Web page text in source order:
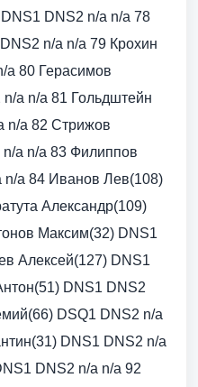
DNS2 n/a n/a 78
n/a n/a 79 Крохин
a 80 Герасимов
a n/a 81 Гольдштейн
n/a 82 Стрижов
n/a n/a 83 Филиппов
n/a 84 Иванов Лев(108)
Александр(109)
Максим(32) DNS1
Алексей(127) DNS1
DNS1 DNS2
DSQ1 DNS2 n/a
DNS1 DNS2 n/a
DNS2 n/a n/a 92